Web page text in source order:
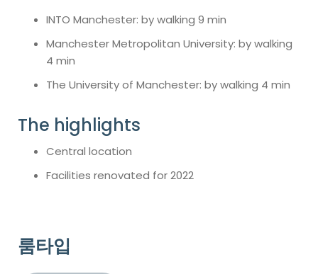
INTO Manchester: by walking 9 min
Manchester Metropolitan University: by walking
4 min
The University of Manchester: by walking 4 min
The highlights
Central location
Facilities renovated for 2022
룸타입